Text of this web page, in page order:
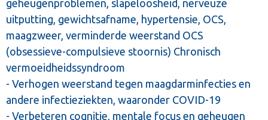
geheugenproblemen, slapeloosheid, nerveuze
uitputting, gewichtsafname, hypertensie, OCS,
maagzweer, verminderde weerstand OCS
(obsessieve-compulsieve stoornis) Chronisch
vermoeidheidssyndroom
- Verhogen weerstand tegen maagdarminfecties en
andere infectieziekten, waaronder COVID-19
- Verbeteren cognitie, mentale focus en geheugen